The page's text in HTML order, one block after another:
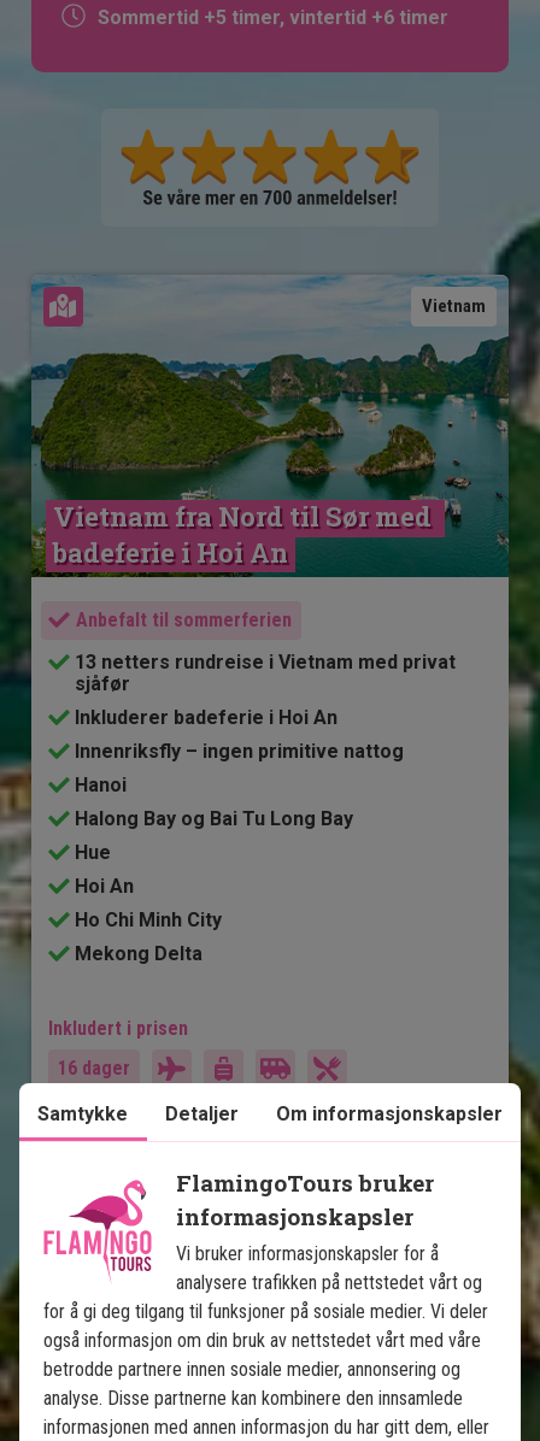
Sommertid +5 timer, vintertid +6 timer
Vietnam
Vietnam fra Nord til Sør med
badeferie i Hoi An
Anbefalt til sommerferien
13 netters rundreise i Vietnam med privat
sjåfør
Inkluderer badeferie i Hoi An
Innenriksfly – ingen primitive nattog
Hanoi
Halong Bay og Bai Tu Long Bay
Hue
Hoi An
Ho Chi Minh City
Mekong Delta
Inkludert i prisen
16 dager
Pris pr.
pers. fra 21.995kr. Les mer
Se kart
Samtykke Detaljer Om informasjonskapsler
FlamingoTours bruker
informasjonskapsler
Vi bruker informasjonskapsler for å
analysere trafikken på nettstedet vårt og
for å gi deg tilgang til funksjoner på sosiale medier. Vi deler
også informasjon om din bruk av nettstedet vårt med våre
betrodde partnere innen sosiale medier, annonsering og
analyse. Disse partnerne kan kombinere den innsamlede
informasjonen med annen informasjon du har gitt dem, eller